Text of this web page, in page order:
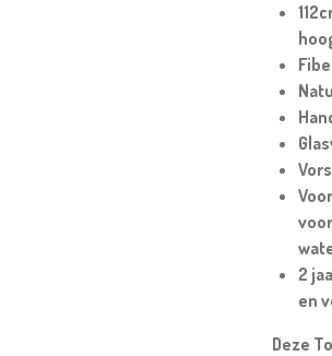
2
en
Deze